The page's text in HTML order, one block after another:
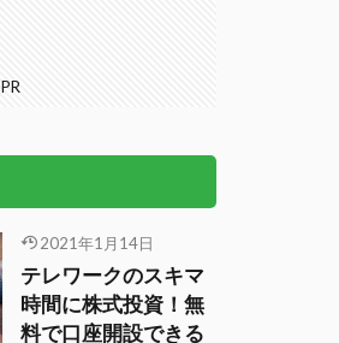
PR
2021年1月14日
テレワークのスキマ
時間に株式投資！無
料で口座開設できる